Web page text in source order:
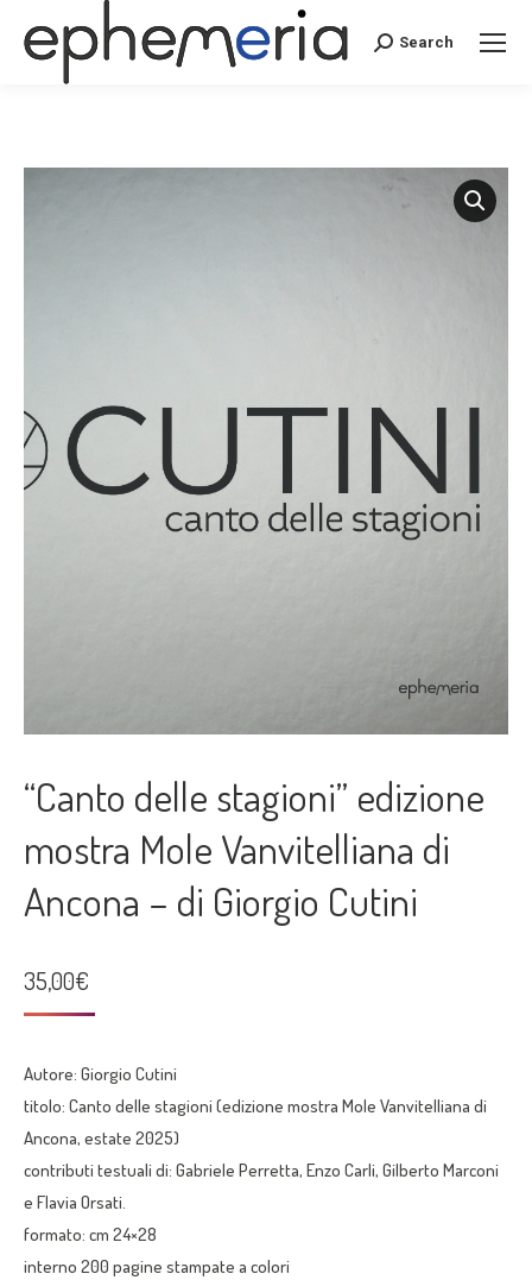
Search:Search
“Canto delle stagioni” edizione
mostra Mole Vanvitelliana di
Ancona – di Giorgio Cutini
35,00€
Autore: Giorgio Cutini
titolo: Canto delle stagioni (edizione mostra Mole Vanvitelliana di
Ancona, estate 2025)
contributi testuali di: Gabriele Perretta, Enzo Carli, Gilberto Marconi
e Flavia Orsati.
formato: cm 24×28
interno 200 pagine stampate a colori